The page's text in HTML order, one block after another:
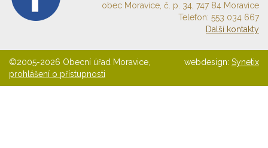
obec Moravice, č. p. 34, 747 84 Moravice
Telefon: 553 034 667
Další kontakty
webdesign: Synetix
©2005-2026 Obecní úřad Moravice,
prohlášení o přístupnosti